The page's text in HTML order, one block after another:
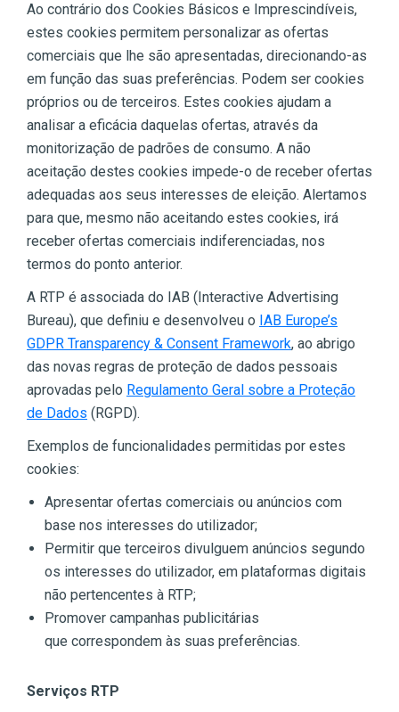
Ao contrário dos Cookies Básicos e Imprescindíveis,
estes cookies permitem personalizar as ofertas
comerciais que lhe são apresentadas, direcionando-as
em função das suas preferências. Podem ser cookies
próprios ou de terceiros. Estes cookies ajudam a
analisar a eficácia daquelas ofertas, através da
monitorização de padrões de consumo. A não
aceitação destes cookies impede-o de receber ofertas
adequadas aos seus interesses de eleição. Alertamos
para que, mesmo não aceitando estes cookies, irá
receber ofertas comerciais indiferenciadas, nos
termos do ponto anterior.
A RTP é associada do IAB (Interactive Advertising
Bureau), que definiu e desenvolveu o IAB Europe’s
GDPR Transparency & Consent Framework, ao abrigo
das novas regras de proteção de dados pessoais
aprovadas pelo Regulamento Geral sobre a Proteção
de Dados (RGPD).
Exemplos de funcionalidades permitidas por estes
cookies:
Apresentar ofertas comerciais ou anúncios com
base nos interesses do utilizador;
Permitir que terceiros divulguem anúncios segundo
os interesses do utilizador, em plataformas digitais
não pertencentes à RTP;
Promover campanhas publicitárias
que correspondem às suas preferências.
Serviços RTP